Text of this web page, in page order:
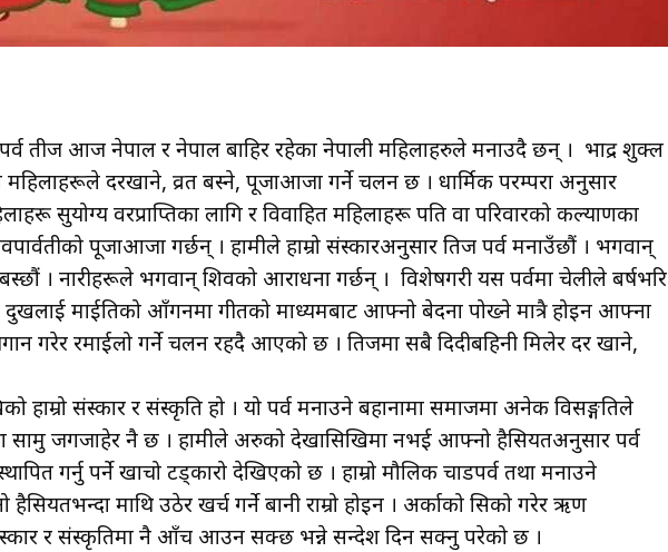
तीज आज नेपाल र नेपाल बाहिर रहेका नेपाली महिलाहरुले मनाउदै छन् । भाद्र शुक्ल
महिलाहरूले दरखाने, व्रत बस्ने, पूजाआजा गर्ने चलन छ । धार्मिक परम्परा अनुसार
सुयोग्य वरप्राप्तिका लागि र विवाहित महिलाहरू पति वा परिवारको कल्याणका
पूजाआजा गर्छन् । हामीले हाम्रो संस्कारअनुसार तिज पर्व मनाउँछौं । भगवान्
। नारीहरूले भगवान् शिवको आराधना गर्छन् । विशेषगरी यस पर्वमा चेलीले बर्षभरि
माईतिको आँगनमा गीतको माध्यमबाट आफ्नो बेदना पोख्ने मात्रै होइन आफ्ना
गरेर रमाईलो गर्ने चलन रहदै आएको छ । तिजमा सबै दिदीबहिनी मिलेर दर खाने,
हाम्रो संस्कार र संस्कृति हो । यो पर्व मनाउने बहानामा समाजमा अनेक विसङ्गतिले
सामु जगजाहेर नै छ । हामीले अरुको देखासिखिमा नभई आफ्नो हैसियतअनुसार पर्व
गर्नु पर्ने खाचो टड्कारो देखिएको छ । हाम्रो मौलिक चाडपर्व तथा मनाउने
माथि उठेर खर्च गर्ने बानी राम्रो होइन । अर्काको सिको गरेर ऋण
र संस्कृतिमा नै आँच आउन सक्छ भन्ने सन्देश दिन सक्नु परेको छ ।